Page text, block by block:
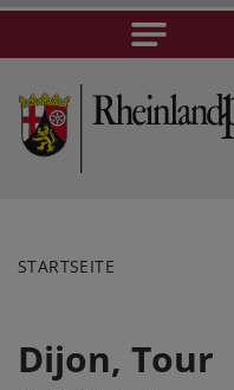
STARTSEITE
Dijon, Tour